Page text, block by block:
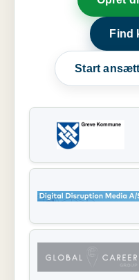
Find
Start